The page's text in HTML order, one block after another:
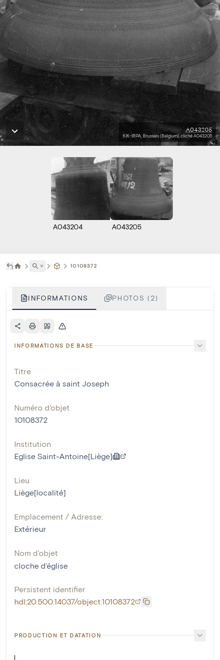
A043205
KIK-IRPA, Brussels (Belgium), cliché A043205
A043204 A043205
˅ 10108372
INFORMATIONS PHOTOS (2)
INFORMATIONS DE BASE
Titre
Consacrée à saint Joseph
Numéro d'objet
10108372
Institution
Eglise Saint-Antoine[Liège]
Lieu
Liège[localité]
Emplacement / Adresse:
Extérieur
Nom d'objet
cloche d'église
Persistent identifier
hdl:20.500.14037/object.10108372
PRODUCTION ET DATATION